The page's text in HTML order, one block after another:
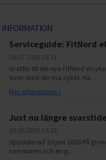
INFORMATION
Serviceguide: FitNord
06.07.2026 14.31
Grattis till din nya FitNord
turer med din nya cykel. Hä…
Mer information »
Just nu längre
30.06.2026 14.15
Uppdaterad 29 juni 2026 På
sommaren och en p…